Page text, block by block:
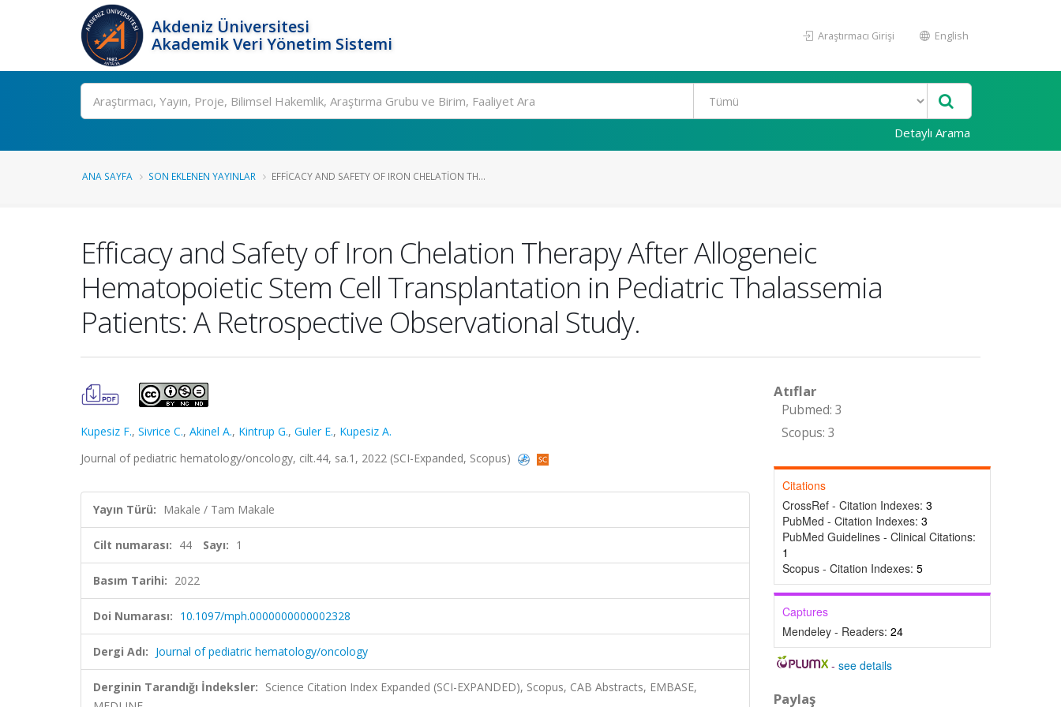
Akdeniz Üniversitesi
Akademik Veri Yönetim Sistemi
Araştırmacı Girişi English
Ara
Detaylı Arama
ANA SAYFA SON EKLENEN YAYINLAR EFFICACY AND SAFETY OF IRON CHELATION TH...
Efficacy and Safety of Iron Chelation Therapy After Allogeneic
Hematopoietic Stem Cell Transplantation in Pediatric Thalassemia
Patients: A Retrospective Observational Study.
Kupesiz F., Sivrice C., Akinel A., Kintrup G., Guler E., Kupesiz A.
Journal of pediatric hematology/oncology, cilt.44, sa.1, 2022 (SCI-Expanded, Scopus)
Yayın Türü: Makale / Tam Makale
Cilt numarası: 44 Sayı: 1
Basım Tarihi: 2022
Doi Numarası: 10.1097/mph.0000000000002328
Dergi Adı: Journal of pediatric hematology/oncology
Derginin Tarandığı İndeksler: Science Citation Index Expanded (SCI-EXPANDED), Scopus, CAB Abstracts, EMBASE,
Atıflar
Pubmed: 3
Scopus: 3
Citations
CrossRef - Citation Indexes: 3
PubMed - Citation Indexes: 3
PubMed Guidelines - Clinical Citations:
1
Scopus - Citation Indexes: 5
Captures
Mendeley - Readers: 24
-see details
Paylaş